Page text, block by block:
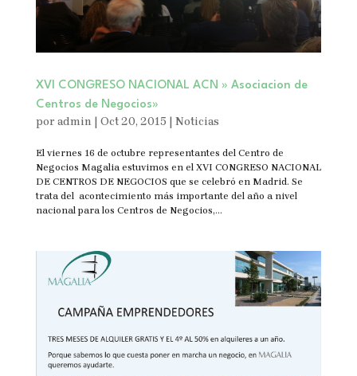
XVI CONGRESO NACIONAL ACN » Asociacion de
Centros de Negocios»
por admin | Oct 20, 2015 | Noticias
El viernes 16 de octubre representantes del Centro de
Negocios Magalia estuvimos en el XVI CONGRESO NACIONAL
DE CENTROS DE NEGOCIOS que se celebró en Madrid. Se
trata del acontecimiento más importante del año a nivel
nacional para los Centros de Negocios,...